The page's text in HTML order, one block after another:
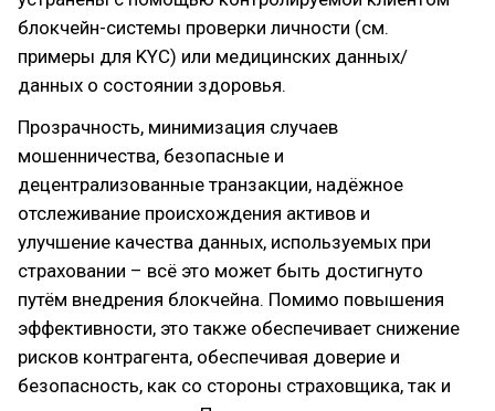
блокчейн-системы проверки личности (см.
примеры для KYC) или медицинских данных/
данных о состоянии здоровья.
Прозрачность, минимизация случаев
мошенничества, безопасные и
децентрализованные транзакции, надёжное
отслеживание происхождения активов и
улучшение качества данных, используемых при
страховании – всё это может быть достигнуто
путём внедрения блокчейна. Помимо повышения
эффективности, это также обеспечивает снижение
рисков контрагента, обеспечивая доверие и
безопасность, как со стороны страховщика, так и